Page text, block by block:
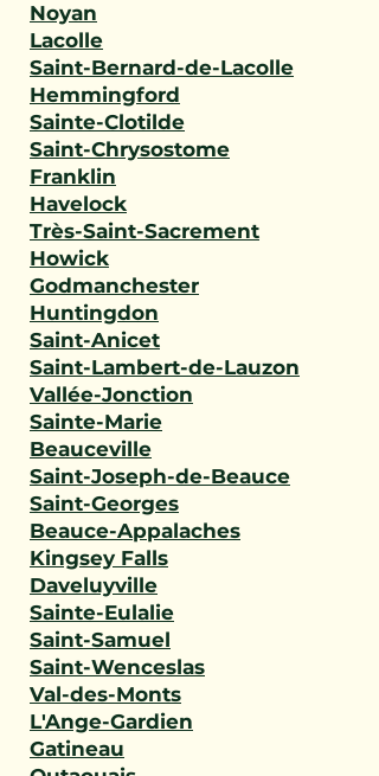
Noyan
Lacolle
Saint-Bernard-de-Lacolle
Hemmingford
Sainte-Clotilde
Saint-Chrysostome
Franklin
Havelock
Très-Saint-Sacrement
Howick
Godmanchester
Huntingdon
Saint-Anicet
Saint-Lambert-de-Lauzon
Vallée-Jonction
Sainte-Marie
Beauceville
Saint-Joseph-de-Beauce
Saint-Georges
Beauce-Appalaches
Kingsey Falls
Daveluyville
Sainte-Eulalie
Saint-Samuel
Saint-Wenceslas
Val-des-Monts
L'Ange-Gardien
Gatineau